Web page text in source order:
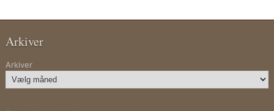
Arkiver
Arkiver